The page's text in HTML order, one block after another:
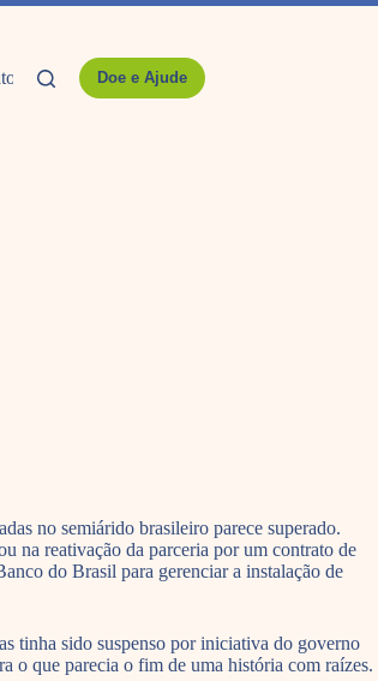
Doe e Ajude
no semiárido brasileiro parece superado.
na reativação da parceria por um contrato de
do Brasil para gerenciar a instalação de
tinha sido suspenso por iniciativa do governo
o que parecia o fim de uma história com raízes.